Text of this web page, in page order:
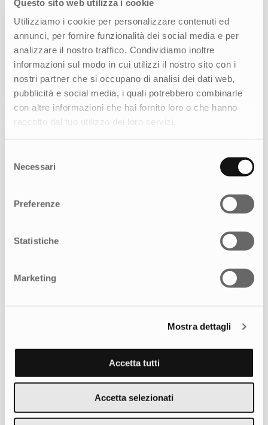
Questo sito web utilizza i cookie
Utilizziamo i cookie per personalizzare contenuti ed
annunci, per fornire funzionalità dei social media e per
analizzare il nostro traffico. Condividiamo inoltre
informazioni sul modo in cui utilizzi il nostro sito con i
nostri partner che si occupano di analisi dei dati web,
pubblicità e social media, i quali potrebbero combinarle
con altre informazioni che hai fornito loro o che hanno
raccolto dal tuo utilizzo dei loro servizi.
delNecessari
Preferenze
Statistiche
Marketing
Mostra dettagli
Accetta tutti
Accetta selezionati
Nuovo posizionamento ed ecosistema
digitale per un’esperienza di credito
più semplice e sicura
Creatività e strategia multicanale per